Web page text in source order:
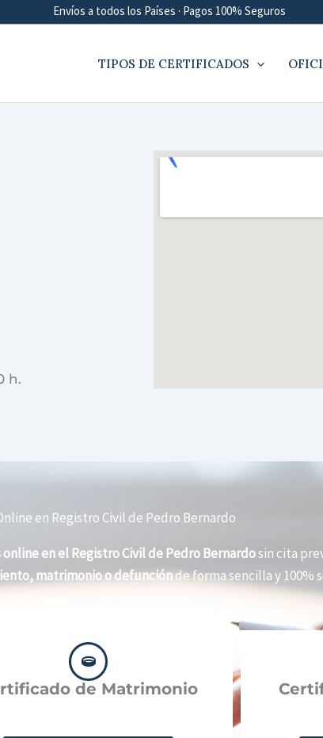
Envíos a todos los Países · Pagos 100% Seguros
TIPOS DE CERTIFICADOS
h.
en Registro Civil de Pedro Bernardo
en el Registro Civil de Pedro Bernardosin cita
matrimonio o defunciónde forma sencilla y 100%
de Matrimonio